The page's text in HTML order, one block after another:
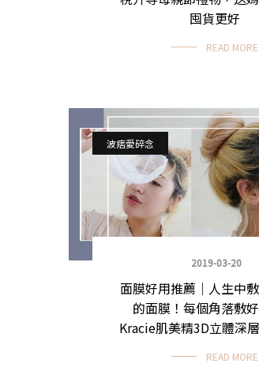
囤貨更好
READ MORE
波痞愛碎念
2019-03-20
面膜好用推薦｜人生中
的面膜！每個角落敷
Kracie肌美精3D立體深
READ MORE